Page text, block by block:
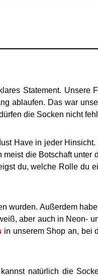
Statement. Unsere
ablaufen. Das war
die Socken nicht
Have in jeder
die Botschaft
du, welche Rolle du
wurden. Außerdem
aber auch in Neon-
in unserem Shop an, bei
natürlich die